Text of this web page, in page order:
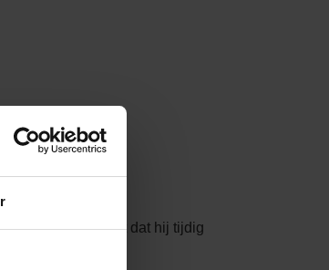
Hij stelt dat hij tijdig